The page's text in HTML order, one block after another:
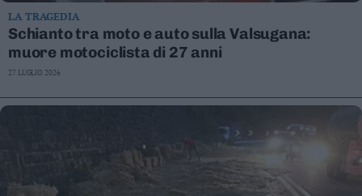
LA TRAGEDIA
Schianto tra moto e auto sulla Valsugana:
muore motociclista di 27 anni
27 LUGLIO 2026